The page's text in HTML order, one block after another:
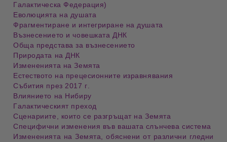
Галактическа Федерация)
Еволюцията на душата
Фрагментиране и интегриране на душата
Възнесението и човешката ДНК
Обща представа за възнесението
Природата на ДНК
Измененията на Земята
Естеството на прецесионните изравнявания
Събития през 2017 г.
Влиянието на Нибиру
Галактическият преход
Сценариите, които се разгръщат на Земята
Специфични изменения във вашата слънчева система
Измененията на Земята , обяснени от различни гледни